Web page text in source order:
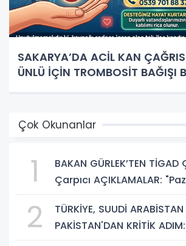
SAKARYA’DA ACİL KAN
ÜNLÜ İÇİN TROMBOSİT BAĞIŞI
Çok Okunanlar
1
BAKAN GÜRLEK’TEN TİGAD
Çarpıcı AÇIKLAMALAR:
2
TÜRKİYE, SUUDİ ARABİSTAN
PAKİSTAN'DAN KRİTİK